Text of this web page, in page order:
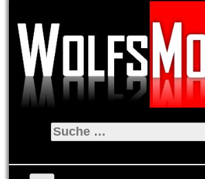
Suche
nach: